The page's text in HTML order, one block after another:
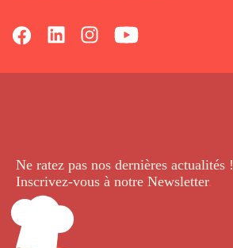
Ne ratez pas nos dernières actualités !
Inscrivez-vous à notre Newsletter.